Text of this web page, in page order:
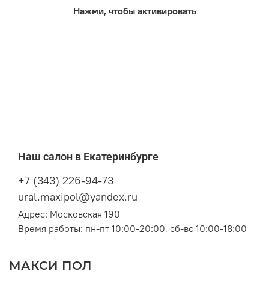
Нажми, чтобы активировать
Наш салон в Екатеринбурге
+7 (343) 226-94-73
ural.maxipol@yandex.ru
Адрес: Московская 190
Время работы: пн-пт 10:00-20:00, сб-вс 10:00-18:00
МАКСИ ПОЛ